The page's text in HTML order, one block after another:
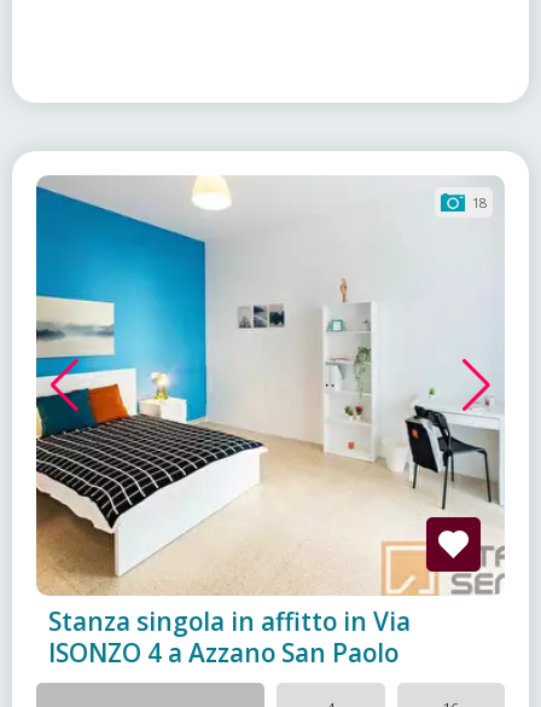
18
Stanza singola in affitto in Via
ISONZO 4 a Azzano San Paolo